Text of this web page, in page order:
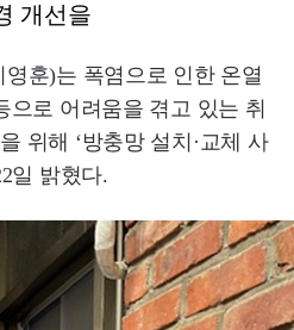
개선을
훈)는 폭염으로 인한 온열
으로 어려움을 겪고 있는 취
위해 ‘방충망 설치·교체 사
일 밝혔다.